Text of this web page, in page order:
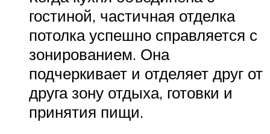
гостиной, частичная отделка
потолка успешно справляется с
зонированием. Она
подчеркивает и отделяет друг от
друга зону отдыха, готовки и
принятия пищи.